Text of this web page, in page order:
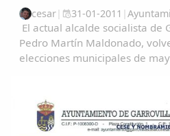
cesar| 31-01-2011 |
El actual alcalde socialista de
Pedro Martín Maldonado,
elecciones municipales de